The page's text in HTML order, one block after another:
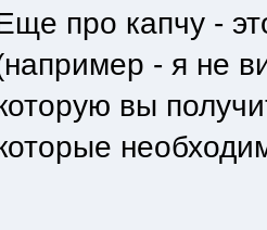
про капчу -
- я не
вы